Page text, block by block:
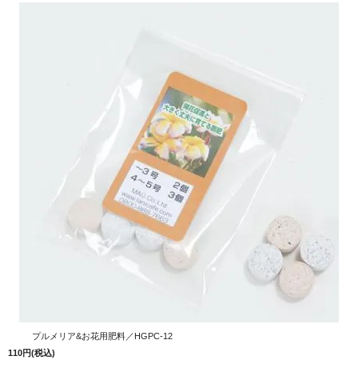
プルメリア&お花用肥料／HGPC-12
110円(税込)